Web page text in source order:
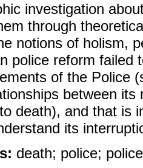
investigation
through
notions of holism,
police reform failed
of the Police
between
death), and that is
its
death; police;